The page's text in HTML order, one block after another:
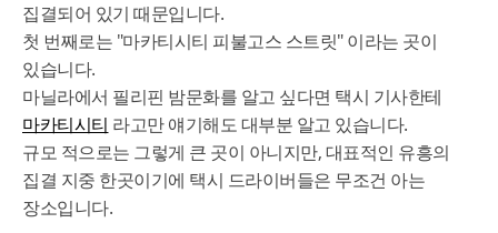
집결되어 있기 때문입니다.
첫 번째로는 "마카티시티 피불고스 스트릿" 이라는 곳이
있습니다.
마닐라에서 필리핀 밤문화를 알고 싶다면 택시 기사한테
마카티시티 라고만 얘기해도 대부분 알고 있습니다.
규모 적으로는 그렇게 큰 곳이 아니지만, 대표적인 유흥의
집결 지중 한곳이기에 택시 드라이버들은 무조건 아는
장소입니다.